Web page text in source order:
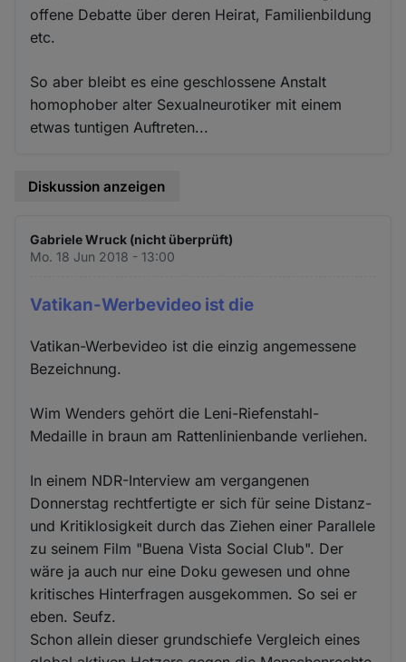
offene Debatte über deren Heirat, Familienbildung
etc.
So aber bleibt es eine geschlossene Anstalt
homophober alter Sexualneurotiker mit einem
etwas tuntigen Auftreten...
Diskussion anzeigen
Gabriele Wruck (nicht überprüft)
Mo. 18 Jun 2018 - 13:00
Vatikan-Werbevideo ist die
Vatikan-Werbevideo ist die einzig angemessene
Bezeichnung.
Wim Wenders gehört die Leni-Riefenstahl-
Medaille in braun am Rattenlinienbande verliehen.
In einem NDR-Interview am vergangenen
Donnerstag rechtfertigte er sich für seine Distanz-
und Kritiklosigkeit durch das Ziehen einer Parallele
zu seinem Film "Buena Vista Social Club". Der
wäre ja auch nur eine Doku gewesen und ohne
kritisches Hinterfragen ausgekommen. So sei er
eben. Seufz.
Schon allein dieser grundschiefe Vergleich eines